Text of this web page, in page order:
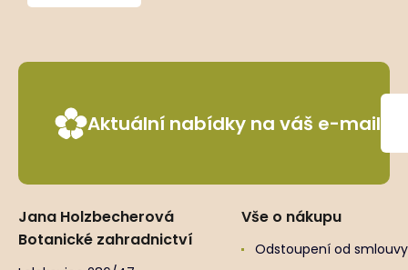
Aktuální nabídky na váš e-mail
Jana Holzbecherová
Botanické zahradnictví
Vše o nákupu
Odstoupení od smlouvy